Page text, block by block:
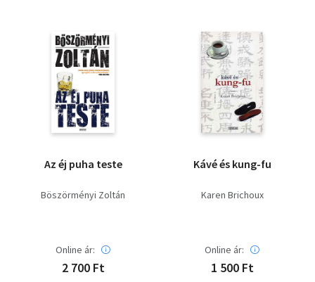
Az éj puha teste
Böszörményi Zoltán
Online ár:
2 700 Ft
Kávé és kung-fu
Karen Brichoux
Online ár:
1 500 Ft